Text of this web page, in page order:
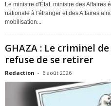
Le ministre d'État, ministre des Affaires
nationale à l'étranger et des Affaires
mobilisation...
GHAZA : Le criminel
refuse de se retirer
Redaction - 6 août 2026